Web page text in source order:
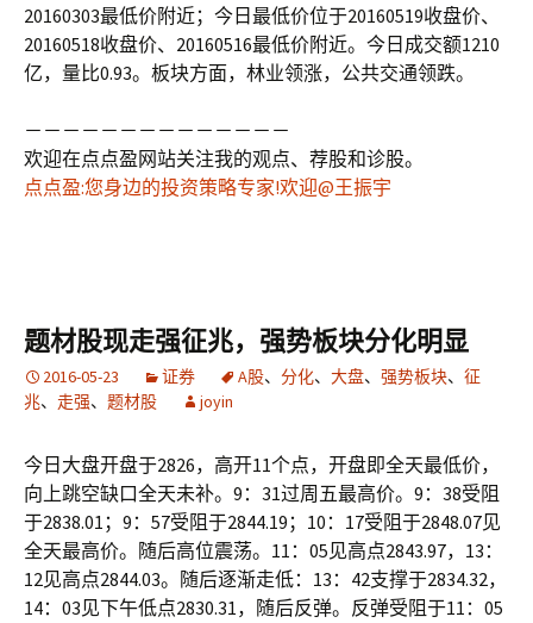
20160303最低价附近；今日最低价位于20160519收盘价、
20160518收盘价、20160516最低价附近。今日成交额1210
亿，量比0.93。板块方面，林业领涨，公共交通领跌。
－－－－－－－－－－－－－－
欢迎在点点盈网站关注我的观点、荐股和诊股。
点点盈:您身边的投资策略专家!欢迎@王振宇
题材股现走强征兆，强势板块分化明显
2016-05-23 证券 A股、 分化、 大盘、 强势板块、 征
兆、 走强、 题材股 joyin
今日大盘开盘于2826，高开11个点，开盘即全天最低价，
向上跳空缺口全天未补。9：31过周五最高价。9：38受阻
于2838.01；9：57受阻于2844.19；10：17受阻于2848.07见
全天最高价。随后高位震荡。11：05见高点2843.97，13：
12见高点2844.03。随后逐渐走低：13：42支撑于2834.32，
14：03见下午低点2830.31，随后反弹。反弹受阻于11：05